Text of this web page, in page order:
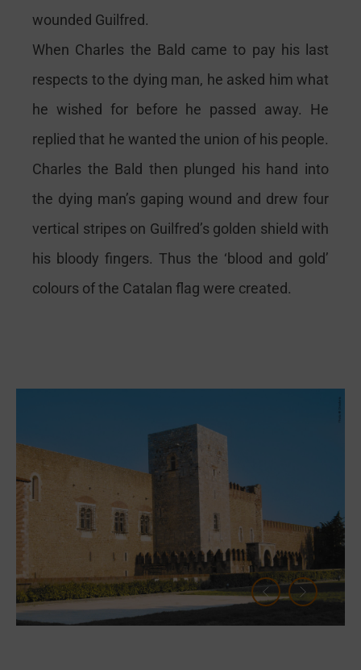
wounded Guilfred.
When Charles the Bald came to pay his last
respects to the dying man, he asked him what
he wished for before he passed away. He
replied that he wanted the union of his people.
Charles the Bald then plunged his hand into
the dying man’s gaping wound and drew four
vertical stripes on Guilfred’s golden shield with
his bloody fingers. Thus the ‘blood and gold’
colours of the Catalan flag were created.